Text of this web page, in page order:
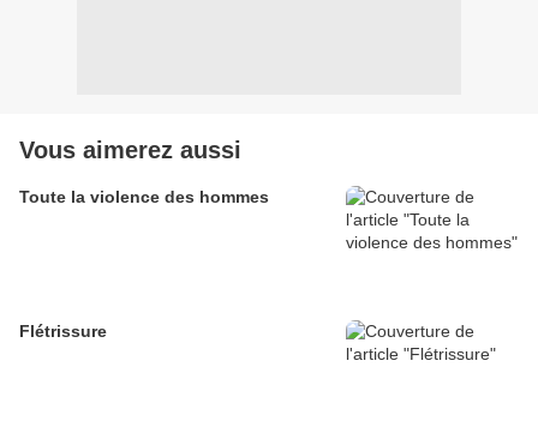
Vous aimerez aussi
Toute la violence des hommes
Flétrissure